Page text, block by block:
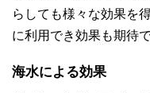
らしても様々な効果を
に利用でき効果も期待
海水による効果